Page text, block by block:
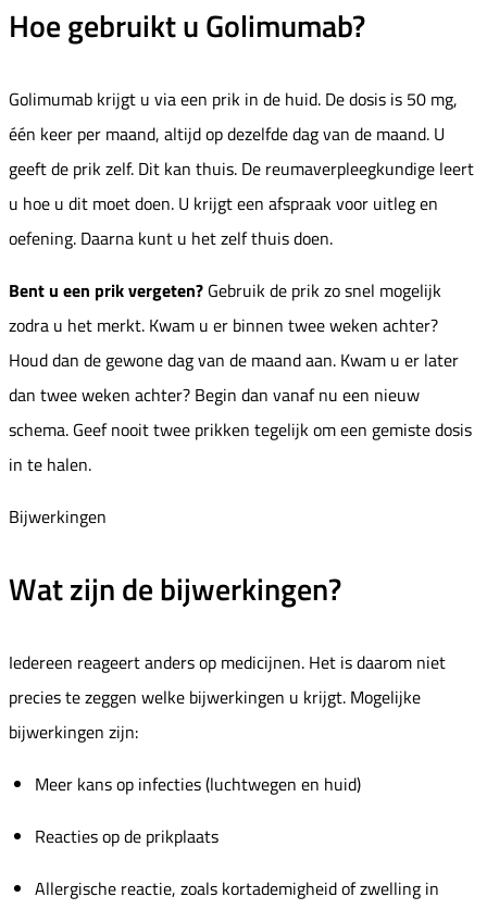
Hoe gebruikt u Golimumab?
Golimumab krijgt u via een prik in de huid. De dosis is 50 mg,
één keer per maand, altijd op dezelfde dag van de maand. U
geeft de prik zelf. Dit kan thuis. De reumaverpleegkundige leert
u hoe u dit moet doen. U krijgt een afspraak voor uitleg en
oefening. Daarna kunt u het zelf thuis doen.
Bent u een prik vergeten? Gebruik de prik zo snel mogelijk
zodra u het merkt. Kwam u er binnen twee weken achter?
Houd dan de gewone dag van de maand aan. Kwam u er later
dan twee weken achter? Begin dan vanaf nu een nieuw
schema. Geef nooit twee prikken tegelijk om een gemiste dosis
in te halen.
Bijwerkingen
Wat zijn de bijwerkingen?
Iedereen reageert anders op medicijnen. Het is daarom niet
precies te zeggen welke bijwerkingen u krijgt. Mogelijke
bijwerkingen zijn:
Meer kans op infecties (luchtwegen en huid)
Reacties op de prikplaats
Allergische reactie, zoals kortademigheid of zwelling in